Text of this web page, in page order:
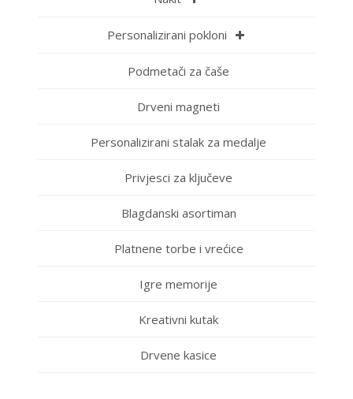
Personalizirani pokloni
Podmetači za čaše
Drveni magneti
Personalizirani stalak za medalje
Privjesci za ključeve
Blagdanski asortiman
Platnene torbe i vrećice
Igre memorije
Kreativni kutak
Drvene kasice